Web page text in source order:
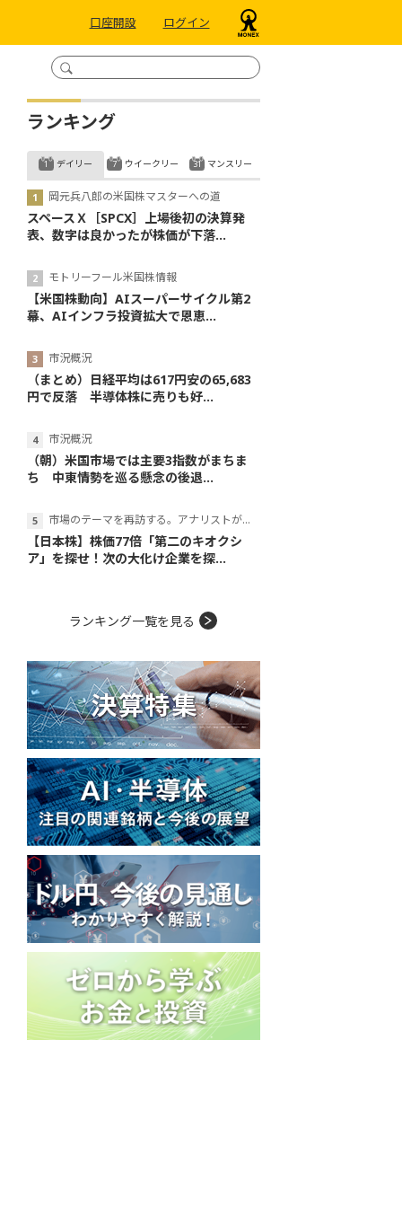
口座開設 ログイン
ランキング
デイリー
岡元兵八郎の米国株マスターへの道
スペースＸ［SPCX］上場後初の決算発
表、数字は良かったが株価が下落...
モトリーフール米国株情報
【米国株動向】AIスーパーサイクル第2
幕、AIインフラ投資拡大で恩恵...
市況概況
（まとめ）日経平均は617円安の65,683
円で反落 半導体株に売りも好...
市況概況
（朝）米国市場では主要3指数がまちま
ち 中東情勢を巡る懸念の後退...
市場のテーマを再訪する。アナリストが読み解くテーマの本質
【日本株】株価77倍「第二のキオクシ
ア」を探せ！次の大化け企業を探...
ウイークリー マンスリー
ランキング一覧を見る